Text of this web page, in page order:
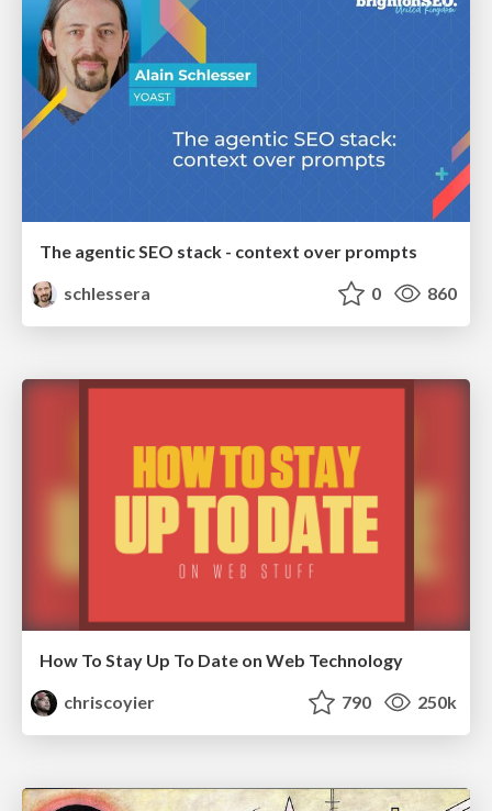
The agentic SEO stack - context over prompts
schlessera
0 860
How To Stay Up To Date on Web Technology
chriscoyier
790 250k